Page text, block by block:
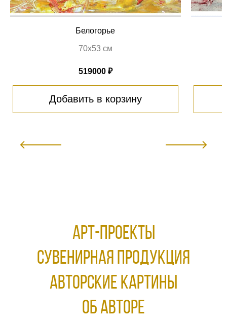
Белогорье
70х53 см
519000 ₽
Добавить в корзину
АРТ-ПРОЕКТЫ
Сувенирная продукция
АВТОРСКИЕ КАРТИНЫ
ОБ АВТОРЕ